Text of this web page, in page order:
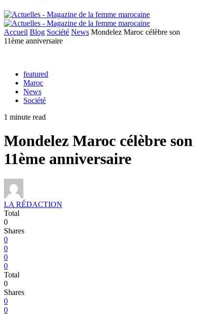
Accueil Blog Société News Mondelez Maroc célèbre son
11ème anniversaire
featured
Maroc
News
Société
1 minute read
Mondelez Maroc célèbre son
11ème anniversaire
LA RÉDACTION
Total
0
Shares
0
0
0
0
Total
0
Shares
0
0